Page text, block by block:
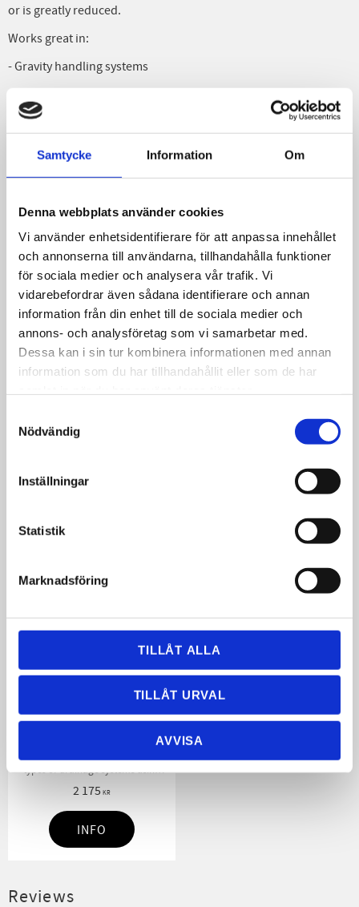
Samtycke Information Om
Denna webbplats använder cookies
Vi använder enhetsidentifierare för att anpassa innehållet
och annonserna till användarna, tillhandahålla funktioner
för sociala medier och analysera vår trafik. Vi
vidarebefordrar även sådana identifierare och annan
information från din enhet till de sociala medier och
annons- och analysföretag som vi samarbetar med.
Dessa kan i sin tur kombinera informationen med annan
information som du har tillhandahållit eller som de har
Nödvändig
Inställningar
Statistik
Marknadsföring
TILLÅT ALLA
TILLÅT URVAL
AVVISA
or is greatly reduced.
Works great in:
- Gravity handling systems
- Straw beds
- Horse manure
Read more under PRODUCTS in the menu
Reviews
Related products
Agri 3 kg
3 750
Agri 2 kg
Biological product designed to
of all livestock manure.
An additive to improve various
types of drainage systems using
processes and removes sewage
2 175 KR
INFO